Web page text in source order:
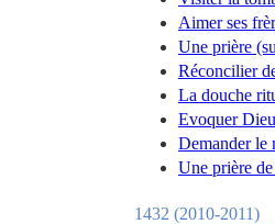
Aimer ses
Une prière
Réconcilier
La douche
Evoquer Dieu
Demander le
Une prière
1432 (2010-2011)